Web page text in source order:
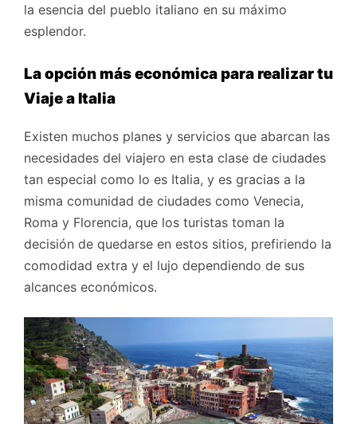
la esencia del pueblo italiano en su máximo
esplendor.
La opción más económica para realizar tu
Viaje a Italia
Existen muchos planes y servicios que abarcan las
necesidades del viajero en esta clase de ciudades
tan especial como lo es Italia, y es gracias a la
misma comunidad de ciudades como Venecia,
Roma y Florencia, que los turistas toman la
decisión de quedarse en estos sitios, prefiriendo la
comodidad extra y el lujo dependiendo de sus
alcances económicos.